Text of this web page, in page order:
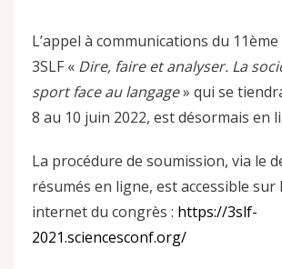
L’appel à communications du
3SLF « Dire, faire et analyser. La
sport face au langage» qui se
8 au 10 juin 2022, est désormais en
La procédure de soumission, via le
résumés en ligne, est accessible sur
internet du congrès : https://3slf-
2021.sciencesconf.org/